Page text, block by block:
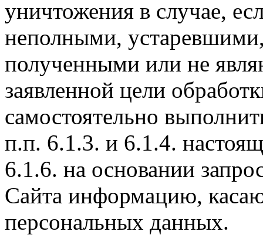
уничтожения в случае,
неполными,
полученными или не
заявленной цели
самостоятельно
п.п. 6.1.3. и 6.1.4.
6.1.6. на основании
Сайта информацию,
персональных данных.